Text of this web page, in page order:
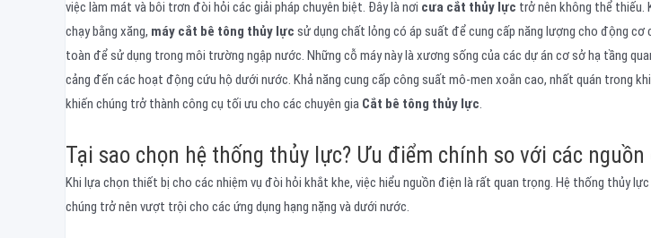
việc làm mát và bôi trơn đòi hỏi các giải pháp chuyên biệt. Đây là nơi cưa cắt thủy lực trở nên không thể thiếu.
chạy bằng xăng, máy cắt bê tông thủy lực sử dụng chất lỏng có áp suất để cung cấp năng lượng cho động
toàn để sử dụng trong môi trường ngập nước. Những cỗ máy này là xương sống của các dự án cơ sở hạ tầng
cảng đến các hoạt động cứu hộ dưới nước. Khả năng cung cấp công suất mô-men xoắn cao, nhất quán trong
khiến chúng trở thành công cụ tối ưu cho các chuyên gia Cắt bê tông thủy lực.
Tại sao chọn hệ thống thủy lực? Ưu điểm chính so với các
Khi lựa chọn thiết bị cho các nhiệm vụ đòi hỏi khắt khe, việc hiểu nguồn điện là rất quan trọng. Hệ thống thủy
chúng trở nên vượt trội cho các ứng dụng hạng nặng và dưới nước.